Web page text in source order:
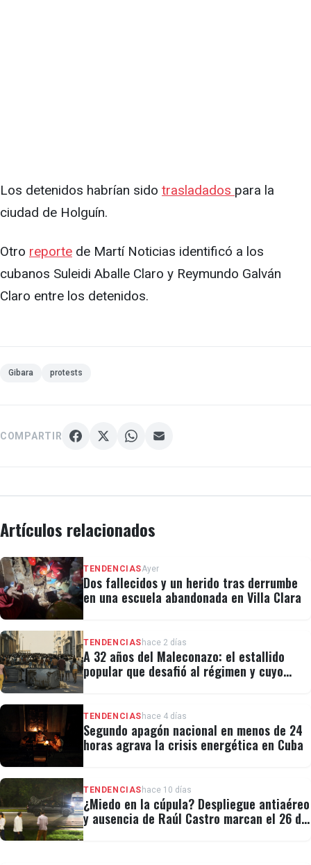
Los detenidos habrían sido trasladados para la
ciudad de Holguín.
Otro reporte de Martí Noticias identificó a los
cubanos Suleidi Aballe Claro y Reymundo Galván
Claro entre los detenidos.
Gibara protests
COMPARTIR
Artículos relacionados
TENDENCIASAyer
Dos fallecidos y un herido tras derrumbe
en una escuela abandonada en Villa Clara
TENDENCIAS hace 2 días
A 32 años del Maleconazo: el estallido
popular que desafió al régimen y cuyo
TENDENCIAS hace 4 días
Segundo apagón nacional en menos de 24
horas agrava la crisis energética en Cuba
TENDENCIAS hace 10 días
¿Miedo en la cúpula? Despliegue antiaéreo
y ausencia de Raúl Castro marcan el 26 de